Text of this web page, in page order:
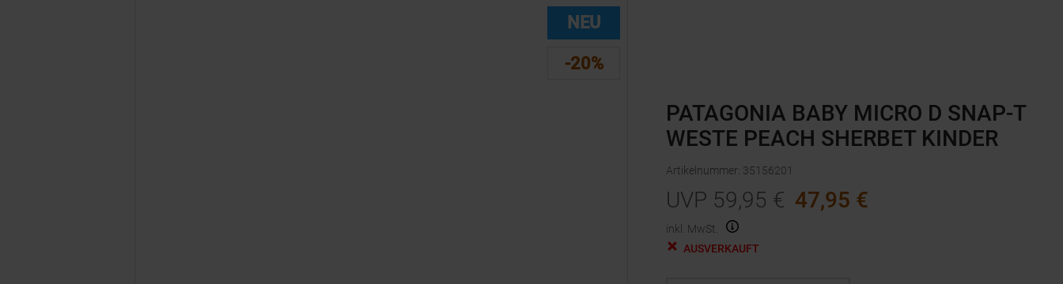
NEU
-20%
PATAGONIA BABY MICRO D SNAP-T
WESTE PEACH SHERBET KINDER
Artikelnummer: 35156201
UVP 59,95 € 47,95 €
inkl. MwSt.
AUSVERKAUFT